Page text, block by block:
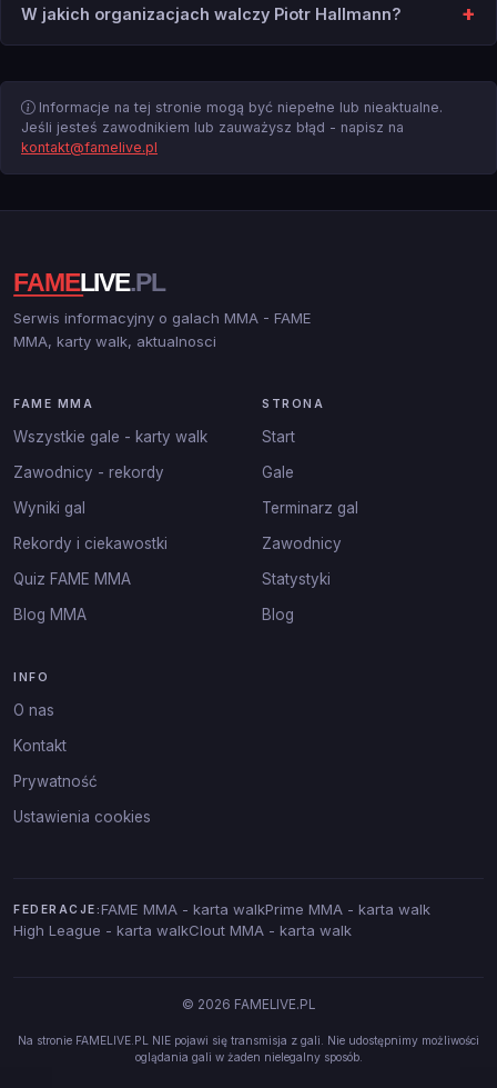
W jakich organizacjach walczy Piotr Hallmann?
Informacje na tej stronie mogą być niepełne lub nieaktualne.
Jeśli jesteś zawodnikiem lub zauważysz błąd - napisz na
kontakt@famelive.pl
Serwis informacyjny o galach MMA - FAME
MMA, karty walk, aktualnosci
FAME MMA
Wszystkie gale - karty walk
Zawodnicy - rekordy
Wyniki gal
Rekordy i ciekawostki
Quiz FAME MMA
Blog MMA
STRONA
Start
Gale
Terminarz gal
Zawodnicy
Statystyki
Blog
INFO
O nas
Kontakt
Prywatność
Ustawienia cookies
FEDERACJE: FAME MMA - karta walkPrime MMA - karta walk
High League - karta walkClout MMA - karta walk
© 2026 FAMELIVE.PL
Na stronie FAMELIVE.PL NIE pojawi się transmisja z gali. Nie udostępnimy możliwości
oglądania gali w żaden nielegalny sposób.